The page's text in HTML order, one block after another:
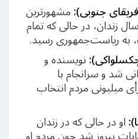
جنوبی):مشهورترین
نمونه که پس از ۲۷ سال زندان، در حالی که تمام
به ریاست‌جمهوری رسید.
نویسنده و
شد و سرانجام با
میلیونی مردم انتخاب
او در حالی که در زندان